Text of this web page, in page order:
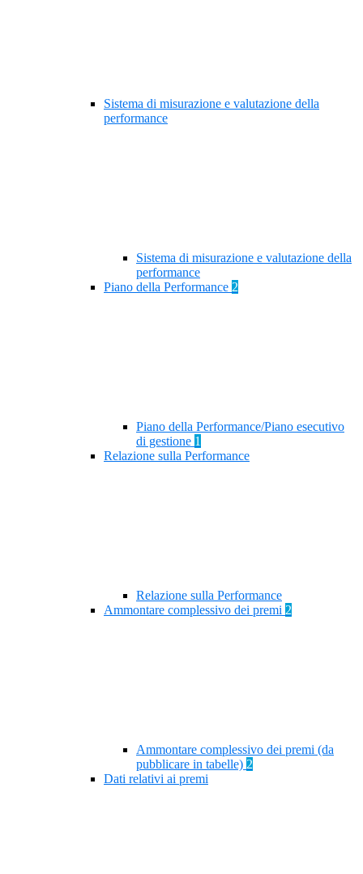
Sistema di misurazione e valutazione della
performance
Sistema di misurazione e valutazione della
performance
Piano della Performance 2
Piano della Performance/Piano esecutivo
di gestione 1
Relazione sulla Performance
Relazione sulla Performance
Ammontare complessivo dei premi 2
Ammontare complessivo dei premi (da
pubblicare in tabelle) 2
Dati relativi ai premi